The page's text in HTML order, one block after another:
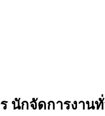
นักจัดการงาน